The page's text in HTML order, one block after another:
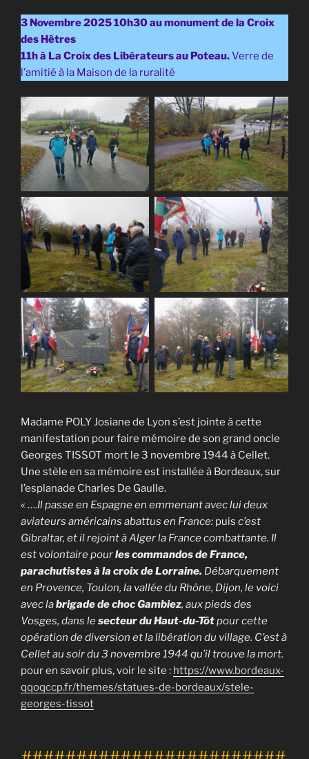
3 Novembre 2025 10h30 au monument de la Croix
des Hêtres
11h à La Croix des Libérateurs au Poteau.Verre de
l’amitié à la Maison de la ruralité
Madame POLY Josiane de Lyon s’est jointe à cette
manifestation pour faire mémoire de son grand oncle
Georges TISSOT mort le 3 novembre 1944 à Cellet.
Une stèle en sa mémoire est installée à Bordeaux, sur
l’esplanade Charles De Gaulle.
« ….Il passe en Espagne en emmenant avec lui deux
aviateurs américains abattus en France: puis c’est
Gibraltar, et il rejoint à Alger la France combattante. Il
est volontaire pourles commandos de France,
parachutistes à la croix de Lorraine. Débarquement
en Provence, Toulon, la vallée du Rhône, Dijon, le voici
avec labrigade de choc Gambiez, aux pieds des
Vosges, dans lesecteur du Haut-du-Tôtpour cette
opération de diversion et la libération du village. C’est à
Cellet au soir du 3 novembre 1944 qu’il trouve la mort.
pour en savoir plus, voir le site : https://www.bordeaux-
qqoqccp.fr/themes/statues-de-bordeaux/stele-
georges-tissot